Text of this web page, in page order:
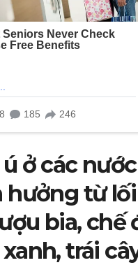
ở các
hưởng từ
bia, chế
trái